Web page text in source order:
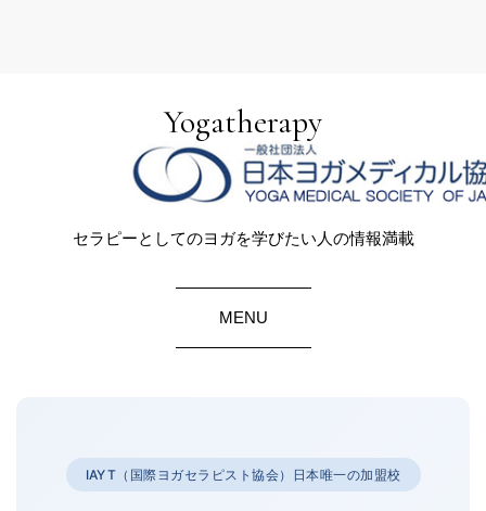
Yogatherapy
セラピーとしてのヨガを学びたい人の情報満載
MENU
IAYT（国際ヨガセラピスト協会）日本唯一の加盟校